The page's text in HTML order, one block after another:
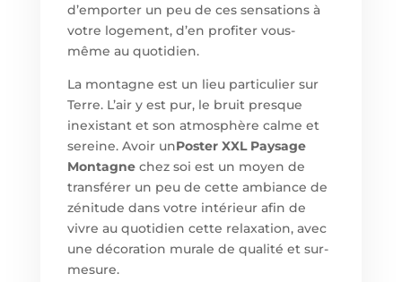
d’emporter un peu de ces sensations à
votre logement, d’en profiter vous-
même au quotidien.
La montagne est un lieu particulier sur
Terre. L’air y est pur, le bruit presque
inexistant et son atmosphère calme et
sereine. Avoir unPoster XXL Paysage
Montagnechez soi est un moyen de
transférer un peu de cette ambiance de
zénitude dans votre intérieur afin de
vivre au quotidien cette relaxation, avec
une décoration murale de qualité et sur-
mesure.